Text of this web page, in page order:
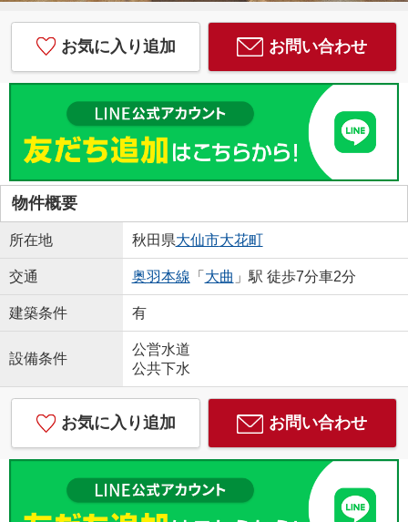
お気に入り追加 お問い合わせ
物件概要
所在地 秋田県大仙市大花町
交通 奥羽本線 「 大曲 」駅 徒歩7分車2分
建築条件 有
設備条件
公営水道
公共下水
お気に入り追加 お問い合わせ